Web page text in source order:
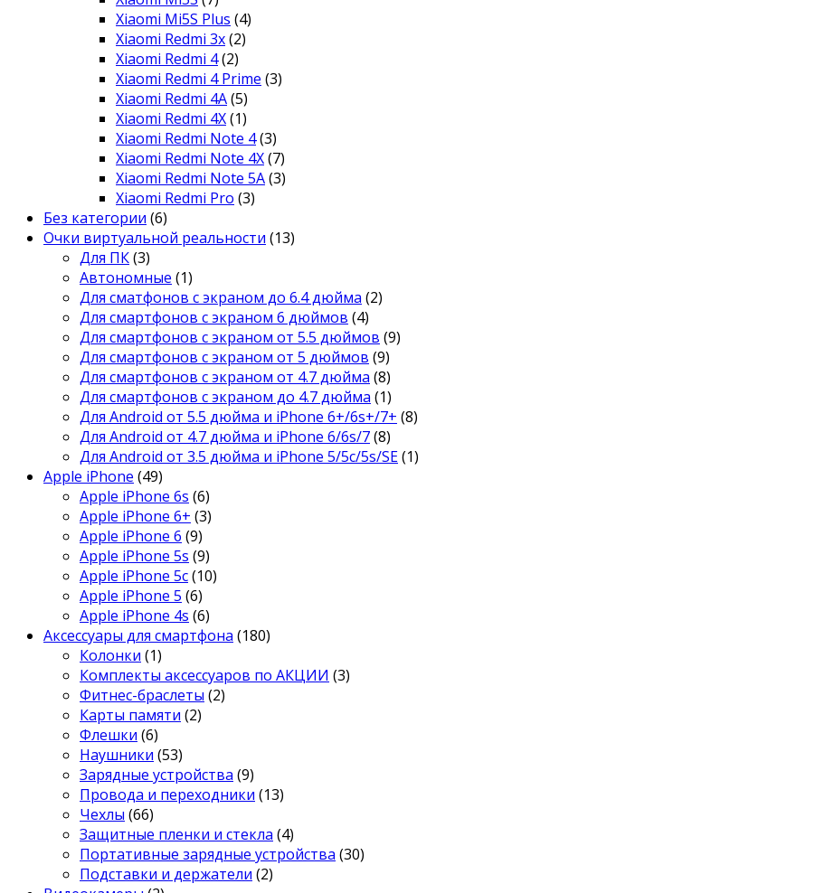
Xiaomi Mi5S Plus (4)
Xiaomi Redmi 3x(2)
Xiaomi Redmi 4(2)
Xiaomi Redmi 4 Prime (3)
Xiaomi Redmi 4A(5)
Xiaomi Redmi 4X(1)
Xiaomi Redmi Note 4(3)
Xiaomi Redmi Note 4X(7)
Xiaomi Redmi Note 5A(3)
Xiaomi Redmi Pro (3)
Без категории (6)
Очки виртуальной реальности (13)
Для ПК(3)
Автономные (1)
Для сматфонов с экраном до 6.4 дюйма (2)
Для смартфонов с экраном 6 дюймов (4)
Для смартфонов с экраном от 5.5 дюймов (9)
Для смартфонов с экраном от 5 дюймов (9)
Для смартфонов с экраном от 4.7 дюйма (8)
Для смартфонов с экраном до 4.7 дюйма (1)
Для Android от 5.5 дюйма и iPhone 6+/6s+/7+ (8)
Для Android от 4.7 дюйма и iPhone 6/6s/7(8)
Для Android от 3.5 дюйма и iPhone 5/5c/5s/SE(1)
Apple iPhone (49)
Apple iPhone 6s (6)
Apple iPhone 6+ (3)
Apple iPhone 6 (9)
Apple iPhone 5s (9)
Apple iPhone 5c(10)
Apple iPhone 5 (6)
Apple iPhone 4s (6)
Аксессуары для смартфона (180)
Колонки (1)
Комплекты аксессуаров по АКЦИИ (3)
Фитнес-браслеты (2)
Карты памяти (2)
Флешки (6)
Наушники (53)
Зарядные устройства (9)
Провода и переходники (13)
Чехлы (66)
Защитные пленки и стекла (4)
Портативные зарядные устройства (30)
Подставки и держатели (2)